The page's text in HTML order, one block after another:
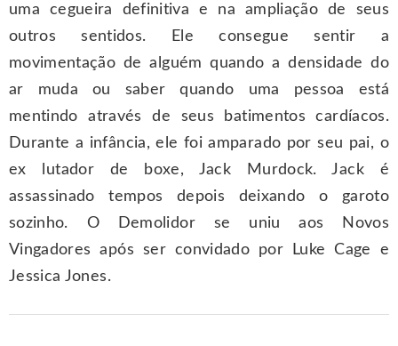
uma cegueira definitiva e na ampliação de seus
outros sentidos. Ele consegue sentir a
movimentação de alguém quando a densidade do
ar muda ou saber quando uma pessoa está
mentindo através de seus batimentos cardíacos.
Durante a infância, ele foi amparado por seu pai, o
ex lutador de boxe, Jack Murdock. Jack é
assassinado tempos depois deixando o garoto
sozinho. O Demolidor se uniu aos Novos
Vingadores após ser convidado por Luke Cage e
Jessica Jones.